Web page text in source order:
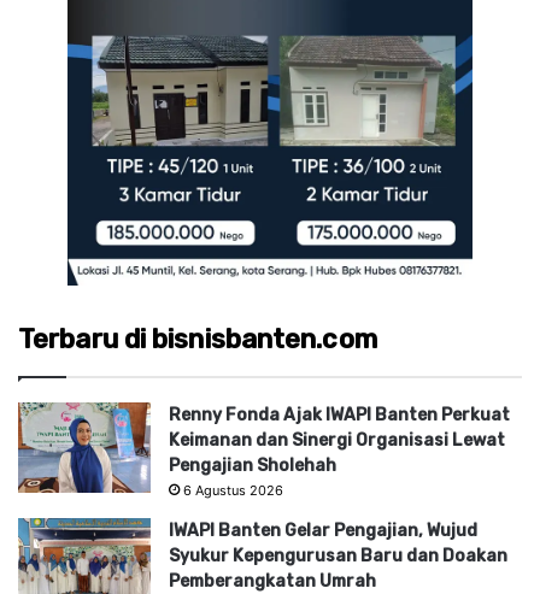
Terbaru di bisnisbanten.com
Renny Fonda Ajak IWAPI Banten Perkuat
Keimanan dan Sinergi Organisasi Lewat
Pengajian Sholehah
6 Agustus 2026
IWAPI Banten Gelar Pengajian, Wujud
Syukur Kepengurusan Baru dan Doakan
Pemberangkatan Umrah